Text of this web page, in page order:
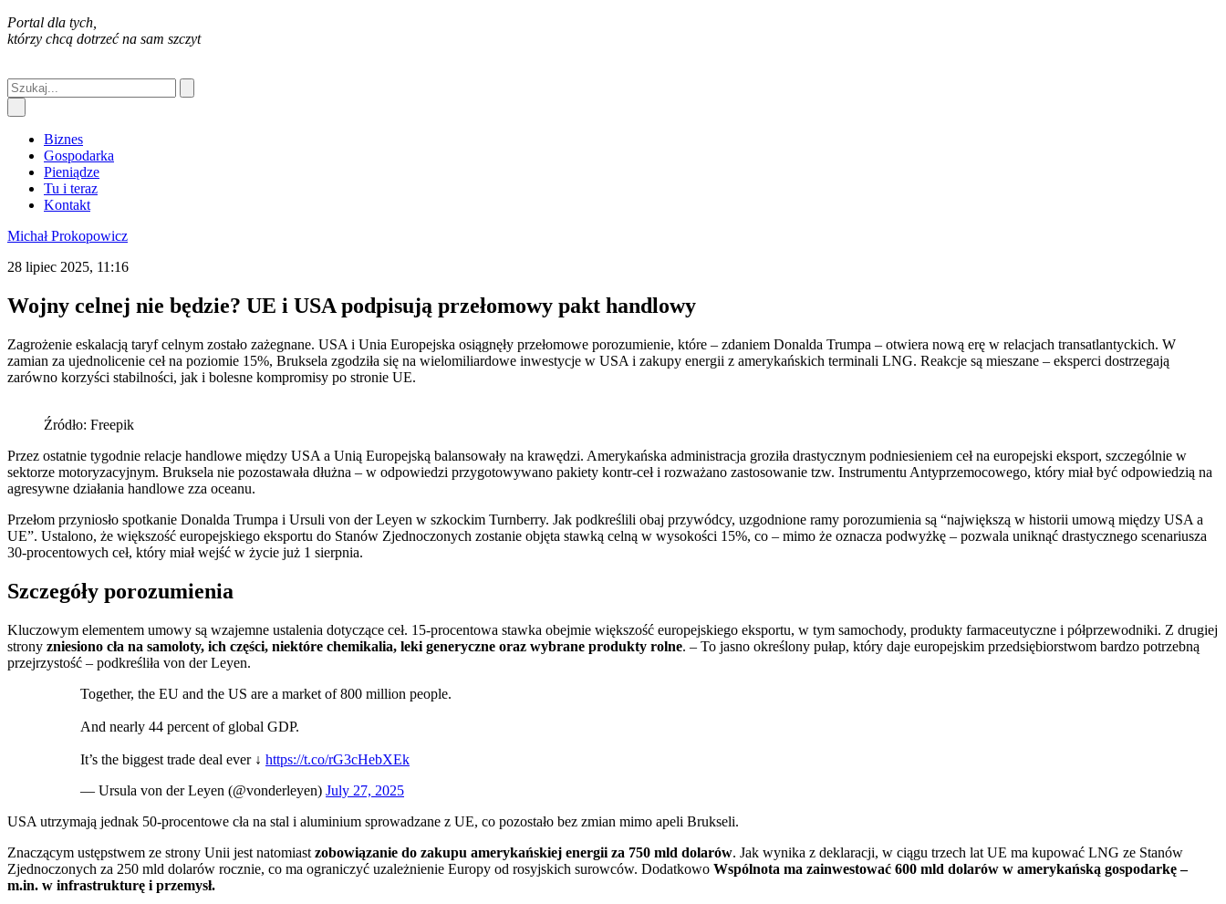
Portal dla tych,
którzy chcą dotrzeć na sam szczyt
Biznes
Gospodarka
Pieniądze
Tu i teraz
Kontakt
Michał Prokopowicz
28 lipiec 2025, 11:16
Wojny celnej nie będzie? UE i USA podpisują przełomowy pakt handlowy
Zagrożenie eskalacją taryf celnym zostało zażegnane. USA i Unia Europejska osiągnęły przełomowe porozumienie, które – zdaniem Donalda Trumpa – otwiera nową erę w relacjach transatlantyckich. W
zamian za ujednolicenie ceł na poziomie 15%, Bruksela zgodziła się na wielomiliardowe inwestycje w USA i zakupy energii z amerykańskich terminali LNG. Reakcje są mieszane – eksperci dostrzegają
zarówno korzyści stabilności, jak i bolesne kompromisy po stronie UE.
Źródło: Freepik
Przez ostatnie tygodnie relacje handlowe między USA a Unią Europejską balansowały na krawędzi. Amerykańska administracja groziła drastycznym podniesieniem ceł na europejski eksport, szczególnie w
sektorze motoryzacyjnym. Bruksela nie pozostawała dłużna – w odpowiedzi przygotowywano pakiety kontr-ceł i rozważano zastosowanie tzw. Instrumentu Antyprzemocowego, który miał być odpowiedzią na
agresywne działania handlowe zza oceanu.
Przełom przyniosło spotkanie Donalda Trumpa i Ursuli von der Leyen w szkockim Turnberry. Jak podkreślili obaj przywódcy, uzgodnione ramy porozumienia są “największą w historii umową między USA a
UE”. Ustalono, że większość europejskiego eksportu do Stanów Zjednoczonych zostanie objęta stawką celną w wysokości 15%, co – mimo że oznacza podwyżkę – pozwala uniknąć drastycznego scenariusza
30-procentowych ceł, który miał wejść w życie już 1 sierpnia.
Szczegóły porozumienia
Kluczowym elementem umowy są wzajemne ustalenia dotyczące ceł. 15-procentowa stawka obejmie większość europejskiego eksportu, w tym samochody, produkty farmaceutyczne i półprzewodniki. Z drugiej
strony zniesiono cła na samoloty, ich części, niektóre chemikalia, leki generyczne oraz wybrane produkty rolne. – To jasno określony pułap, który daje europejskim przedsiębiorstwom bardzo potrzebną
przejrzystość – podkreśliła von der Leyen.
Together, the EU and the US are a market of 800 million people.
And nearly 44 percent of global GDP.
It’s the biggest trade deal ever ↓ https://t.co/rG3cHebXEk
— Ursula von der Leyen (@vonderleyen) July 27, 2025
USA utrzymają jednak 50-procentowe cła na stal i aluminium sprowadzane z UE, co pozostało bez zmian mimo apeli Brukseli.
Znaczącym ustępstwem ze strony Unii jest natomiast zobowiązanie do zakupu amerykańskiej energii za 750 mld dolarów. Jak wynika z deklaracji, w ciągu trzech lat UE ma kupować LNG ze Stanów
Zjednoczonych za 250 mld dolarów rocznie, co ma ograniczyć uzależnienie Europy od rosyjskich surowców. Dodatkowo Wspólnota ma zainwestować 600 mld dolarów w amerykańską gospodarkę –
m.in. w infrastrukturę i przemysł.